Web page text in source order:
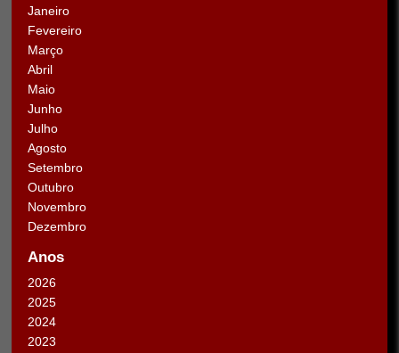
Janeiro
Fevereiro
Março
Abril
Maio
Junho
Julho
Agosto
Setembro
Outubro
Novembro
Dezembro
Anos
2026
2025
2024
2023